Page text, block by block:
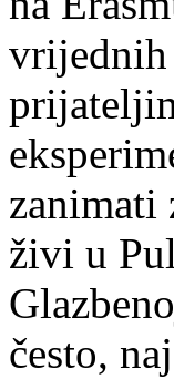
vrijednih
zanimati
živi u
često,